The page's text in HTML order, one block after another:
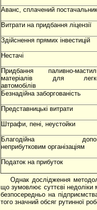
Аванс, сплачений
Витрати на придбання ліцензії
Здійснення прямих інвестицій
Нестачі
Придбання паливно-
матеріалів для
автомобілів
Безнадійна заборгованість
Представницькі витрати
Штрафи, пені, неустойки
Благодійна
неприбутковим організаціям
Податок на прибуток
Однак дослідження
що зумовлює суттєві недоліки
безпосередньо на
того значний обсяг рутинної